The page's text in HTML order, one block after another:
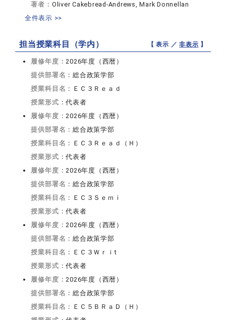
著者： Oliver Cakebread-Andrews, Mark Donnellan
全件表示 >>
担当授業科目（学内） 【 表示 ／非表示 】
履修年度：2026年度（西暦）
提供部署名：総合政策学部
授業科目名： ＥＣ３Ｒｅａｄ
授業形式：代表者
履修年度：2026年度（西暦）
提供部署名：総合政策学部
授業科目名： ＥＣ３Ｒｅａｄ（Ｈ）
授業形式：代表者
履修年度：2026年度（西暦）
提供部署名：総合政策学部
授業科目名： ＥＣ３Ｓｅｍｉ
授業形式：代表者
履修年度：2026年度（西暦）
提供部署名：総合政策学部
授業科目名： ＥＣ３Ｗｒｉt
授業形式：代表者
履修年度：2026年度（西暦）
提供部署名：総合政策学部
授業科目名： ＥＣ５ＢＲａＤ（Ｈ）